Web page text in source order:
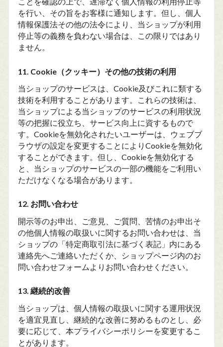
を行い、その旨をお客様に通知します。但し、個人
情報保護法その他の法令により、当ショップが利用
停止等の義務を負わない場合は、この限りではあり
ません。
11. Cookie（クッキー）その他の技術の利用
当ショップのサービスは、Cookie及びこれに類する
技術を利用することがあります。これらの技術は、
当ショップによる当ショップのサービスの利用状況
等の把握に役立ち、サービス向上に資するもので
す。Cookieを無効化されたいユーザーは、ウェブブ
ラウザの設定を変更することによりCookieを無効化
することができます。但し、Cookieを無効化する
と、当ショップのサービスの一部の機能をご利用い
ただけなくなる場合があります。
12. お問い合わせ
開示等のお申出、ご意見、ご質問、苦情のお申出そ
の他個人情報の取扱いに関するお問い合わせは、当
ショップの「特定商取引法に基づく表記」内にある
連絡先へご連絡いただくか、ショップページ内のお
問い合わせフォームよりお問い合わせください。
13. 継続的改善
当ショップは、個人情報の取扱いに関する運用状況
を適宜見直し、継続的な改善に努めるものとし、必
要に応じて、本プライバシーポリシーを変更するこ
とがあります。